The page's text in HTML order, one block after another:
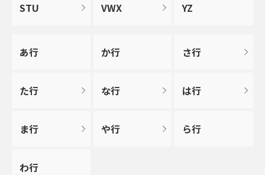
STU VWX YZ
あ行 か行 さ行
た行 な行 は行
ま行 や行 ら行
わ行